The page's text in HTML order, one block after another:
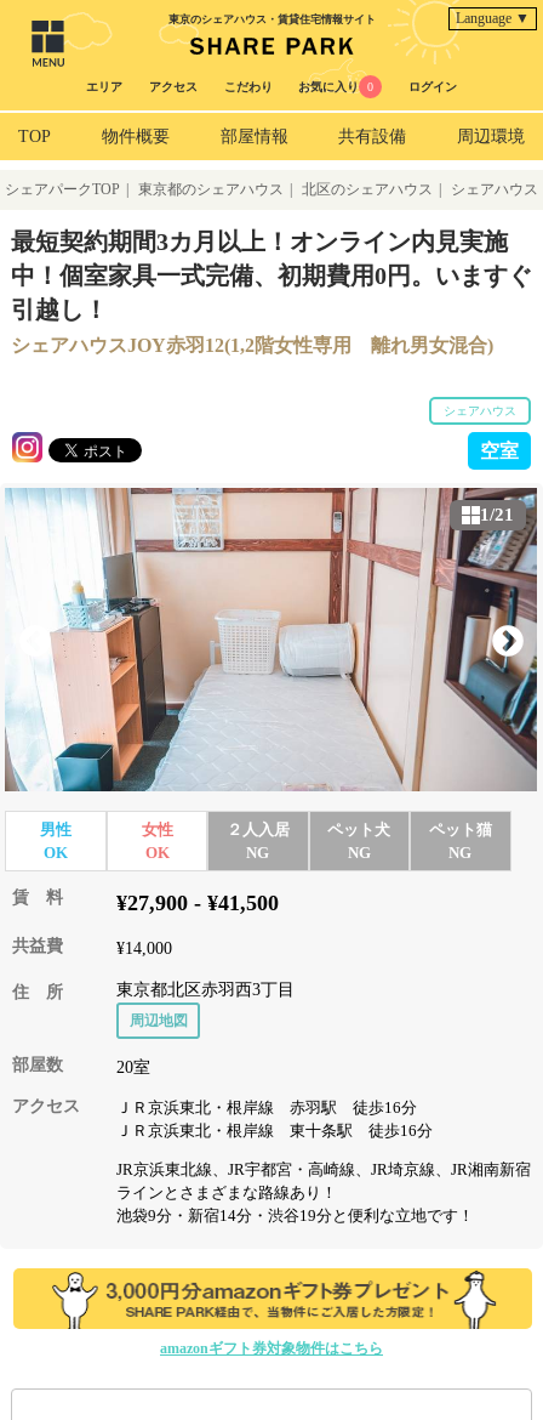
東京のシェアハウス・賃貸住宅情報サイト Language ▼
エリア アクセス こだわり お気に入り 0 ログイン
TOP 物件概要 部屋情報 共有設備 周辺環境
シェアパークTOP 東京都のシェアハウス 北区のシェアハウス シェアハウス
JOY赤羽12(1,2階女性専用 離れ男女混合)
最短契約期間3カ月以上！オンライン内見実施
中！個室家具一式完備、初期費用0円。いますぐ
引越し！
シェアハウスJOY赤羽12(1,2階女性専用 離れ男女混合)
シェアハウス
空室
1/21
男性
OK
女性
OK
２人入居
NG
ペット犬
NG
ペット猫
NG
賃 料 ¥27,900 - ¥41,500
共益費 ¥14,000
住 所 東京都北区赤羽西3丁目
周辺地図
部屋数 20室
アクセス
ＪＲ京浜東北・根岸線 赤羽駅 徒歩16分
ＪＲ京浜東北・根岸線 東十条駅 徒歩16分
JR京浜東北線、JR宇都宮・高崎線、JR埼京線、JR湘南新宿
ラインとさまざまな路線あり！
池袋9分・新宿14分・渋谷19分と便利な立地です！
amazonギフト券対象物件はこちら